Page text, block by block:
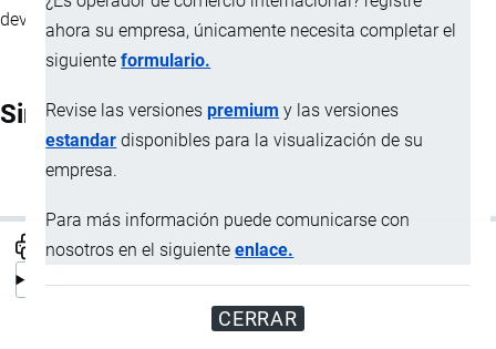
ahora su empresa, únicamente necesita completar el
siguienteformulario.
Revise las versionespremium y las versiones
estandar disponibles para la visualización de su
empresa.
Para más información puede comunicarse con
nosotros en el siguienteenlace.
CERRAR
devoluciones en el camino.
Sinónimos
LTL